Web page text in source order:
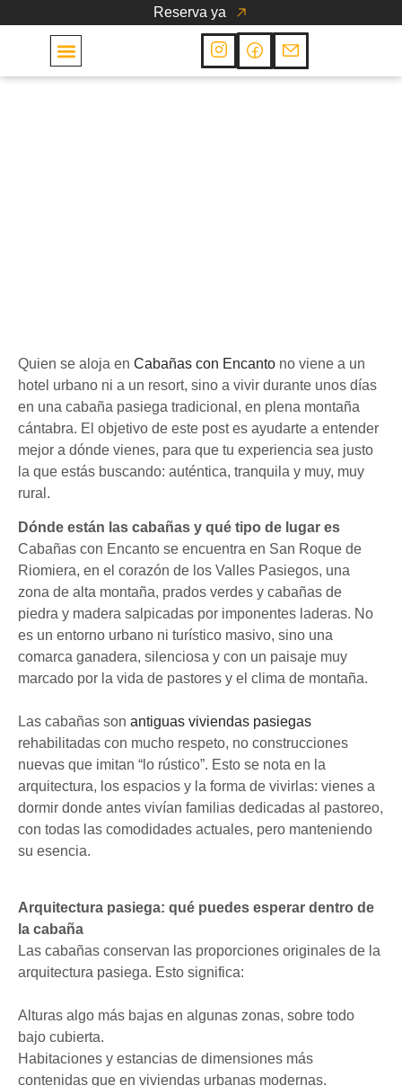
Reserva ya
Quien se aloja en Cabañas con Encanto no viene a un
hotel urbano ni a un resort, sino a vivir durante unos días
en una cabaña pasiega tradicional, en plena montaña
cántabra. El objetivo de este post es ayudarte a entender
mejor a dónde vienes, para que tu experiencia sea justo
la que estás buscando: auténtica, tranquila y muy, muy
rural.
Dónde están las cabañas y qué tipo de lugar es
Cabañas con Encanto se encuentra en San Roque de
Riomiera, en el corazón de los Valles Pasiegos, una
zona de alta montaña, prados verdes y cabañas de
piedra y madera salpicadas por imponentes laderas. No
es un entorno urbano ni turístico masivo, sino una
comarca ganadera, silenciosa y con un paisaje muy
marcado por la vida de pastores y el clima de montaña.
Las cabañas son antiguas viviendas pasiegas
rehabilitadas con mucho respeto, no construcciones
nuevas que imitan “lo rústico”. Esto se nota en la
arquitectura, los espacios y la forma de vivirlas: vienes a
dormir donde antes vivían familias dedicadas al pastoreo,
con todas las comodidades actuales, pero manteniendo
su esencia.
Arquitectura pasiega: qué puedes esperar dentro de
la cabaña
Las cabañas conservan las proporciones originales de la
arquitectura pasiega. Esto significa:
Alturas algo más bajas en algunas zonas, sobre todo
bajo cubierta.
Habitaciones y estancias de dimensiones más
contenidas que en viviendas urbanas modernas.